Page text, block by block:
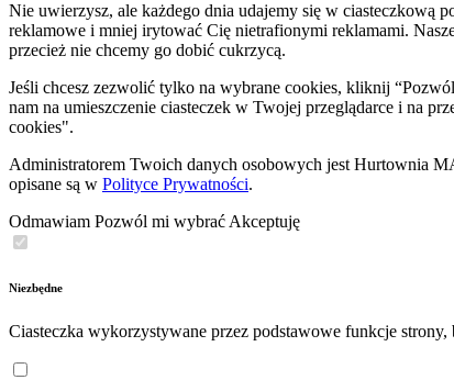
Nie uwierzysz, ale każdego dnia udajemy się w ciasteczkową
reklamowe i mniej irytować Cię nietrafionymi reklamami.
przecież nie chcemy go dobić cukrzycą.
Jeśli chcesz zezwolić tylko na wybrane cookies, kliknij
nam na umieszczenie ciasteczek w Twojej przeglądarce i na
cookies".
Administratorem Twoich danych osobowych jest Hurtownia
opisane są w Polityce Prywatności.
Odmawiam Pozwól mi wybrać Akceptuję
Niezbędne
Ciasteczka wykorzystywane przez podstawowe funkcje strony,